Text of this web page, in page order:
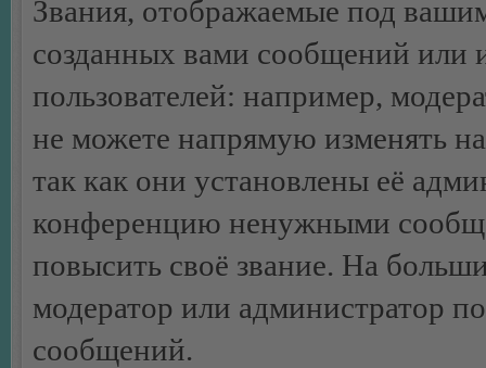
Звания, отображаемые под
созданных вами сообщений
пользователей: например,
не можете напрямую изменять
так как они установлены её
конференцию ненужными
повысить своё звание. На
модератор или администратор
сообщений.